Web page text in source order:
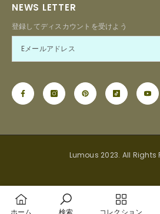
NEWS LETTER
登録してディスカウントを受けよう
Lumous 2023. All Rights
ホーム 検索 コレクション